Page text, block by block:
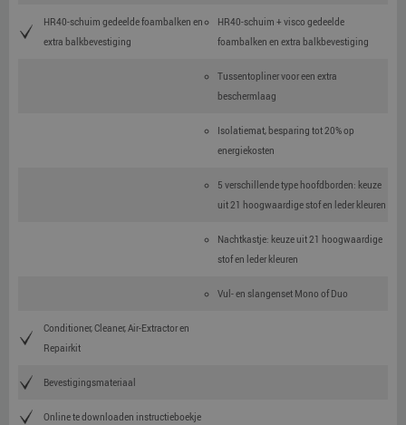
HR40-schuim gedeelde foambalken en
extra balkbevestiging
HR40-schuim + visco gedeelde
foambalken en extra balkbevestiging
Tussentopliner voor een extra
beschermlaag
Isolatiemat, besparing tot 20% op
energiekosten
5 verschillende type hoofdborden: keuze
uit 21 hoogwaardige stof en leder kleuren
Nachtkastje: keuze uit 21 hoogwaardige
stof en leder kleuren
Vul- en slangenset Mono of Duo
Conditioner, Cleaner, Air-Extractor en
Repairkit
Bevestigingsmateriaal
Online te downloaden instructieboekje